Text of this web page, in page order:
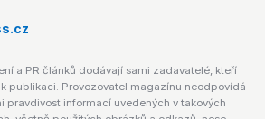
a PR článků dodávají sami zadavatelé, kteří
publikaci. Provozovatel magazínu neodpovídá
pravdivost informací uvedených v takových